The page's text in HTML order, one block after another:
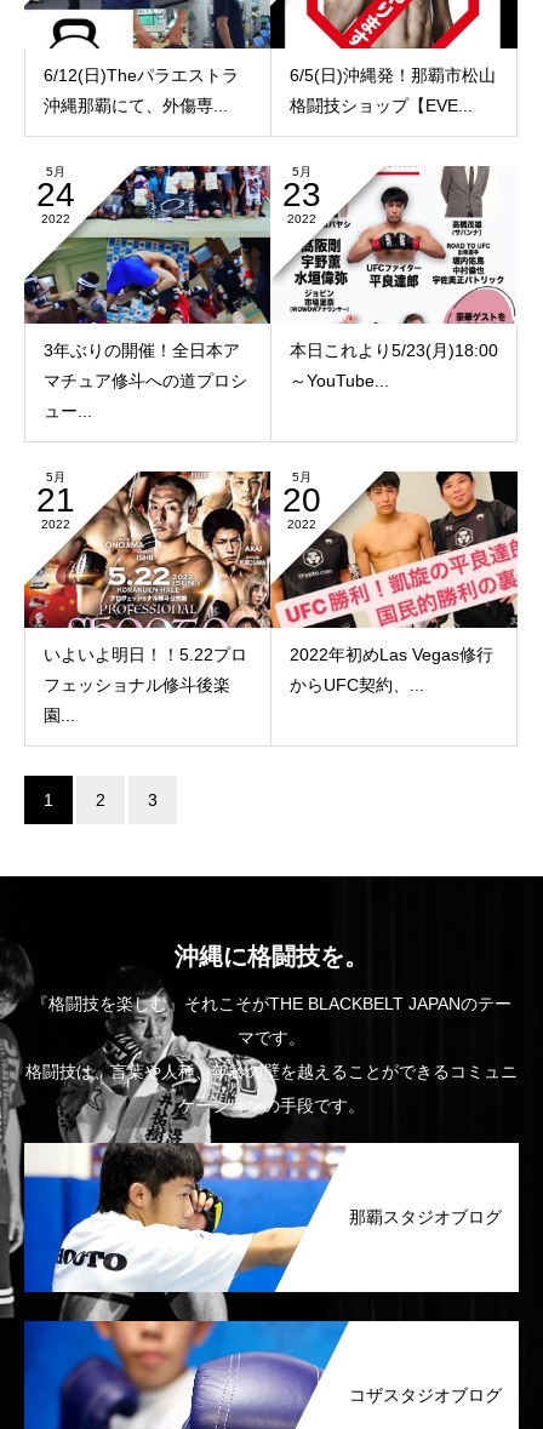
6/12(日)Theパラエストラ
沖縄那覇にて、外傷専...
6/5(日)沖縄発！那覇市松山
格闘技ショップ【EVE...
5月
24
2022
3年ぶりの開催！全日本ア
マチュア修斗への道プロシ
ュー...
5月
23
2022
本日これより5/23(月)18:00
～YouTube...
5月
21
2022
いよいよ明日！！5.22プロ
フェッショナル修斗後楽
園...
5月
20
2022
2022年初めLas Vegas修行
からUFC契約、...
1 2 3
沖縄に格闘技を。
『格闘技を楽しむ』それこそがTHE BLACKBELT JAPANのテー
マです。
格闘技は、言葉や人種、年齢の壁を越えることができるコミュニ
ケーションの手段です。
那覇スタジオブログ
コザスタジオブログ